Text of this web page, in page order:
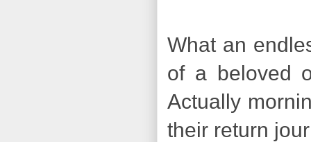
What an
of a beloved
Actually
their return